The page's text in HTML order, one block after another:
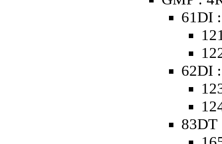
61DI :
62DI :
83DT